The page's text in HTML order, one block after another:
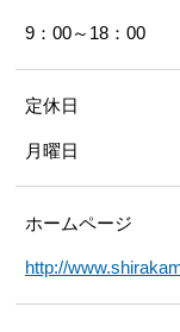
9：00～18：00
定休日
月曜日
ホームページ
http://